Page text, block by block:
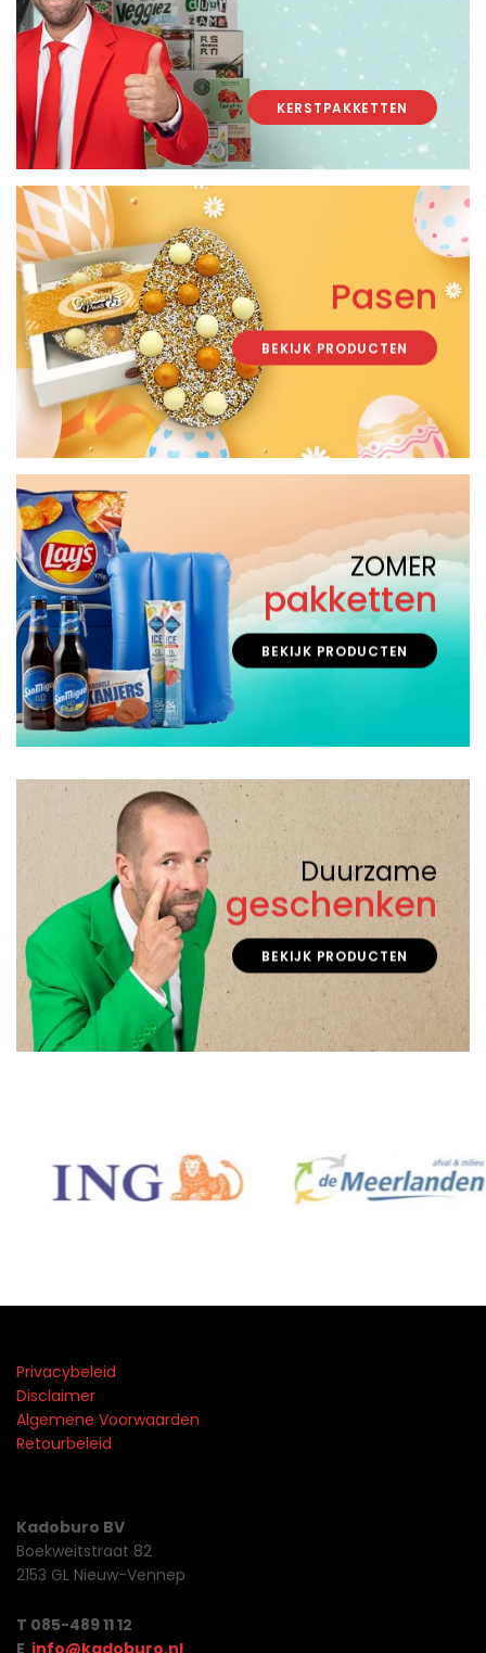
KERSTPAKKETTEN
Pasen
BEKIJK PRODUCTEN
ZOMER
pakketten
BEKIJK PRODUCTEN
Duurzame
geschenken
BEKIJK PRODUCTEN
Privacybeleid
Disclaimer
Algemene Voorwaarden
Retourbeleid
Kadoburo BV
Boekweitstraat 82
2153 GL Nieuw-Vennep
T 085-489 11 12
E info@kadoburo.nl